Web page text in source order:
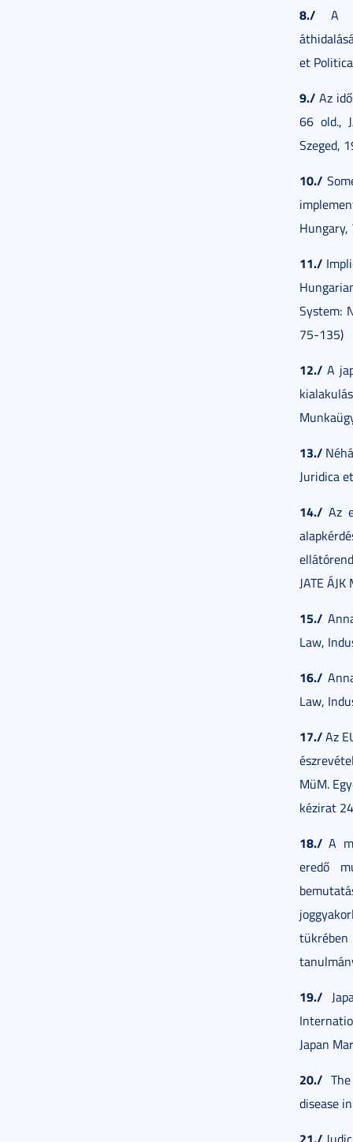
8./ A
et
9./ Az
66 old.,
Szeged,
10./
Hungary,
11./
System:
75-135)
12./ A
13./
Juridica
14./ Az
JATE
15./
Law,
16./
Law,
17./Az
MüM.
kézirat
18./ A
eredő
19./
Japan
20./
disease